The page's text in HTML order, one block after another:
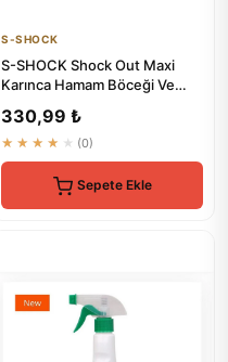
S-SHOCK
S-SHOCK Shock Out Maxi
Karınca Hamam Böceği Ve
Ha...
330,99 ₺
★★★★★ (0)
Sepete Ekle